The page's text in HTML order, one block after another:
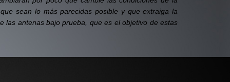
sean lo más parecidas posible y que extraiga la
las antenas bajo prueba, que es el objetivo de estas